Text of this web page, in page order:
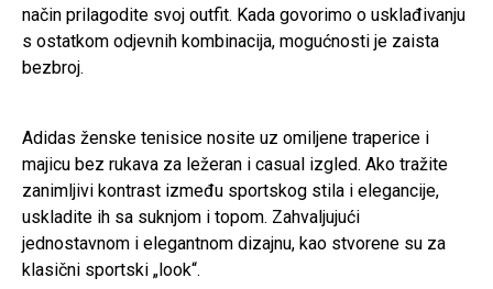
način prilagodite svoj outfit. Kada govorimo o usklađivanju
s ostatkom odjevnih kombinacija, mogućnosti je zaista
bezbroj.
Adidas ženske tenisice nosite uz omiljene traperice i
majicu bez rukava za ležeran i casual izgled. Ako tražite
zanimljivi kontrast između sportskog stila i elegancije,
uskladite ih sa suknjom i topom. Zahvaljujući
jednostavnom i elegantnom dizajnu, kao stvorene su za
klasični sportski „look“.